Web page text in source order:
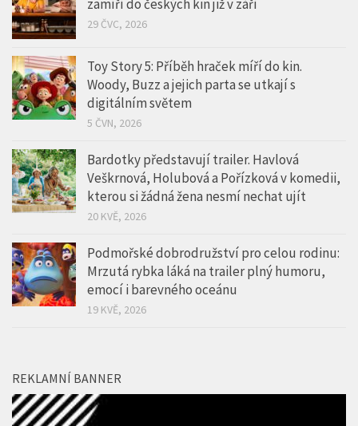
zamíří do českých kin již v září
29 ČVC, 2026
Toy Story 5: Příběh hraček míří do kin.
Woody, Buzz a jejich parta se utkají s
digitálním světem
5 ČVN, 2026
Bardotky představují trailer. Havlová
Veškrnová, Holubová a Pořízková v komedii,
kterou si žádná žena nesmí nechat ujít
20 KVĚ, 2026
Podmořské dobrodružství pro celou rodinu:
Mrzutá rybka láká na trailer plný humoru,
emocí i barevného oceánu
19 KVĚ, 2026
REKLAMNÍ BANNER